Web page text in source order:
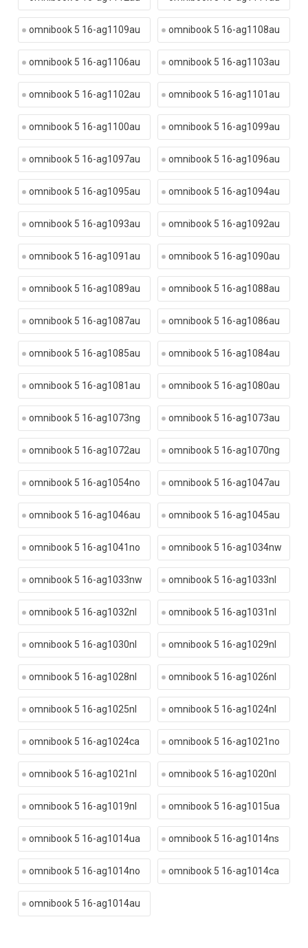
omnibook 5 16-ag1109au omnibook 5 16-ag1108au
omnibook 5 16-ag1106au omnibook 5 16-ag1103au
omnibook 5 16-ag1102au omnibook 5 16-ag1101au
omnibook 5 16-ag1100au omnibook 5 16-ag1099au
omnibook 5 16-ag1097au omnibook 5 16-ag1096au
omnibook 5 16-ag1095au omnibook 5 16-ag1094au
omnibook 5 16-ag1093au omnibook 5 16-ag1092au
omnibook 5 16-ag1091au omnibook 5 16-ag1090au
omnibook 5 16-ag1089au omnibook 5 16-ag1088au
omnibook 5 16-ag1087au omnibook 5 16-ag1086au
omnibook 5 16-ag1085au omnibook 5 16-ag1084au
omnibook 5 16-ag1081au omnibook 5 16-ag1080au
omnibook 5 16-ag1073ng omnibook 5 16-ag1073au
omnibook 5 16-ag1072au omnibook 5 16-ag1070ng
omnibook 5 16-ag1054no omnibook 5 16-ag1047au
omnibook 5 16-ag1046au omnibook 5 16-ag1045au
omnibook 5 16-ag1041no omnibook 5 16-ag1034nw
omnibook 5 16-ag1033nw omnibook 5 16-ag1033nl
omnibook 5 16-ag1032nl omnibook 5 16-ag1031nl
omnibook 5 16-ag1030nl omnibook 5 16-ag1029nl
omnibook 5 16-ag1028nl omnibook 5 16-ag1026nl
omnibook 5 16-ag1025nl omnibook 5 16-ag1024nl
omnibook 5 16-ag1024ca omnibook 5 16-ag1021no
omnibook 5 16-ag1021nl omnibook 5 16-ag1020nl
omnibook 5 16-ag1019nl omnibook 5 16-ag1015ua
omnibook 5 16-ag1014ua omnibook 5 16-ag1014ns
omnibook 5 16-ag1014no omnibook 5 16-ag1014ca
omnibook 5 16-ag1014au